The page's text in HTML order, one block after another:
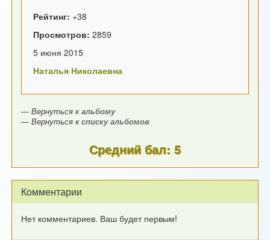
Рейтинг: +38
Просмотров:2859
5 июня 2015
Наталья Николаевна
— Вернуться кальбому
— Вернуться ксписку альбомов
Средний бал: 5
Комментарии
Нет комментариев. Ваш будет первым!